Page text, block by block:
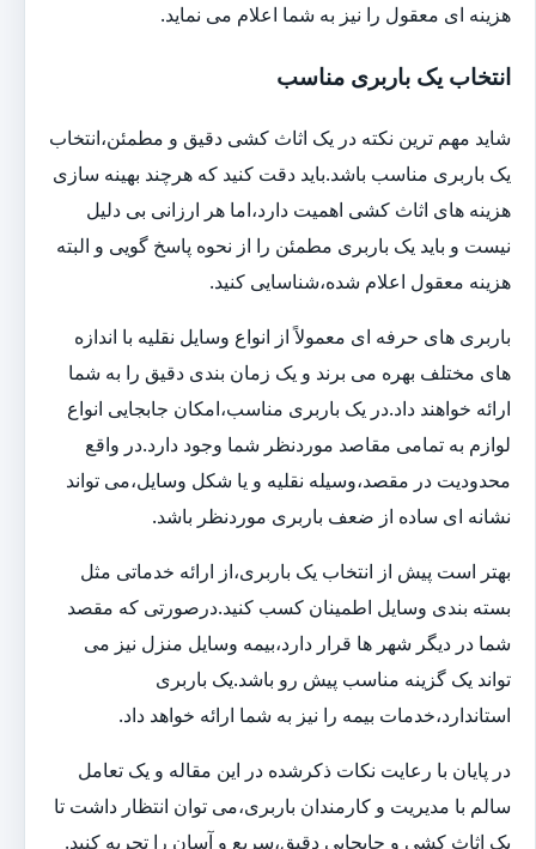
هزینه ای معقول را نیز به شما اعلام می نماید.
انتخاب یک باربری مناسب
شاید مهم ترین نکته در یک اثاث کشی دقیق و مطمئن،انتخاب
یک باربری مناسب باشد.باید دقت کنید که هرچند بهینه سازی
هزینه های اثاث کشی اهمیت دارد،اما هر ارزانی بی دلیل
نیست و باید یک باربری مطمئن را از نحوه پاسخ گویی و البته
هزینه معقول اعلام شده،شناسایی کنید.
باربری های حرفه ای معمولاً از انواع وسایل نقلیه با اندازه
های مختلف بهره می برند و یک زمان بندی دقیق را به شما
ارائه خواهند داد.در یک باربری مناسب،امکان جابجایی انواع
لوازم به تمامی مقاصد موردنظر شما وجود دارد.در واقع
محدودیت در مقصد،وسیله نقلیه و یا شکل وسایل،می تواند
نشانه ای ساده از ضعف باربری موردنظر باشد.
بهتر است پیش از انتخاب یک باربری،از ارائه خدماتی مثل
بسته بندی وسایل اطمینان کسب کنید.درصورتی که مقصد
شما در دیگر شهر ها قرار دارد،بیمه وسایل منزل نیز می
تواند یک گزینه مناسب پیش رو باشد.یک باربری
استاندارد،خدمات بیمه را نیز به شما ارائه خواهد داد.
در پایان با رعایت نکات ذکرشده در این مقاله و یک تعامل
سالم با مدیریت و کارمندان باربری،می توان انتظار داشت تا
یک اثاث کشی و جابجایی دقیق،سریع و آسان را تجربه کنید.